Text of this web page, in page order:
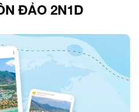
ĐẢO 2N1D